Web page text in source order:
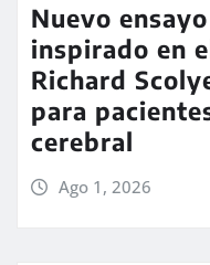
Nuevo
inspirado en
Richard
para
cerebral
Ago 1, 2026